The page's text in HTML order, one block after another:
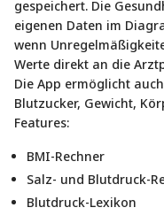
gespeichert. Die
eigenen Daten im
wenn
Werte direkt an die
Die App ermöglicht
Blutzucker, Gewicht,
Features:
BMI-Rechner
Salz- und Blutdruck-
Blutdruck-Lexikon